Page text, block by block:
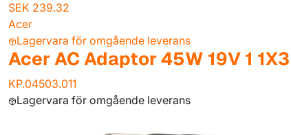
SEK 239.32
Acer
Lagervara för omgående leverans
Acer AC Adaptor 45W 19V 1
KP.04503.011
Lagervara för omgående leverans